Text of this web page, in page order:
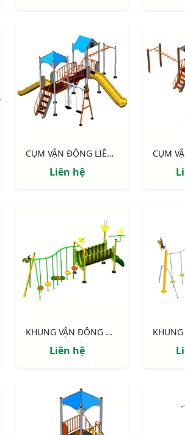
CỤM VẬN ĐỘNG LIÊN HOÀN 2 MÁI CHE NIK703221
Liên hệ
KHUNG VẬN ĐỘNG NIK731003-DN: CHUYỀN DÂY - CẦU NHỰA
Liên hệ